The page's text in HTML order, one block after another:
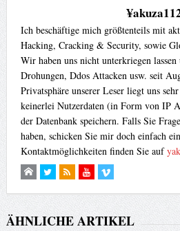
Ich beschäftige mich größtenteils mit
Hacking, Cracking & Security, sowie
Wir haben uns nicht unterkriegen
Drohungen, Ddos Attacken usw. seit
Privatsphäre unserer Leser liegt uns
keinerlei Nutzerdaten (in Form von IP
der Datenbank speichern. Falls Sie
haben, schicken Sie mir doch einfach
Kontaktmöglichkeiten finden Sie auf
ÄHNLICHE ARTIKEL